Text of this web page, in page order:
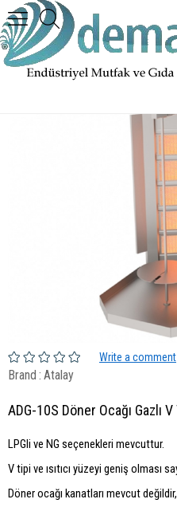
ADG-10S Döner Ocağı Gazlı V Tipi 10 Radyanlı
Write a comment
Brand : Atalay
ADG-10S Döner Ocağı Gazlı
LPGli ve NG seçenekleri mevcuttur.
V tipi ve ısıtıcı yüzeyi geniş olması
Döner ocağı kanatları mevcut